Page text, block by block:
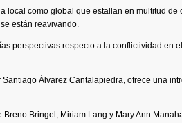
local como global que estallan en multitud de
están reavivando.
perspectivas respecto a la conflictividad en
Álvarez Cantalapiedra, ofrece una
Bringel, Miriam Lang y Mary Ann